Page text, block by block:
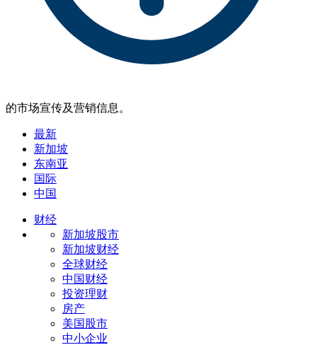
的市场宣传及营销信息。
最新
新加坡
东南亚
国际
中国
财经
新加坡股市
新加坡财经
全球财经
中国财经
投资理财
房产
美国股市
中小企业